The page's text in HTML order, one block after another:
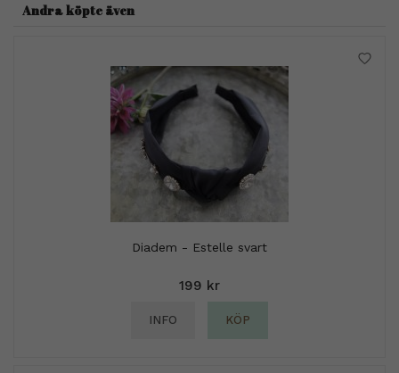
Andra köpte även
Diadem - Estelle svart
199 kr
INFO KÖP